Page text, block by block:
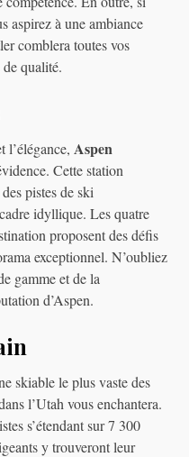
aspirez à une ambiance
comblera toutes vos
de qualité.
Aspen
Cette station
pistes de ski
idyllique. Les quatre
proposent des défis
exceptionnel. N’oubliez
gamme et de la
d’Aspen.
skiable le plus vaste des
l’Utah vous enchantera.
s’étendant sur 7 300
y trouveront leur